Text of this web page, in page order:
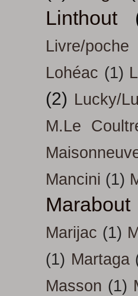
Linthout
Livre/poche
Lohéac (1)
(2) Lucky/
M.Le
Mancini (1)
Marabout
Marijac (1)
(1) Martaga
Masson (1)